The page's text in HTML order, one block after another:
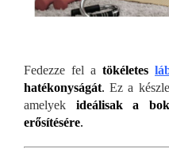
Fedezze fel a tökéletes
hatékonyságát.Ez a
amelyek ideálisak a
erősítésére.